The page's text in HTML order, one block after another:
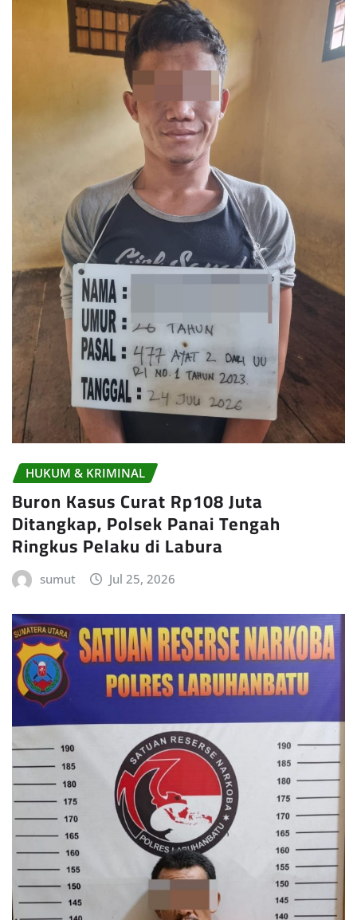
HUKUM & KRIMINAL
Buron Kasus Curat Rp108 Juta
Ditangkap, Polsek Panai Tengah
Ringkus Pelaku di Labura
sumut Jul 25, 2026